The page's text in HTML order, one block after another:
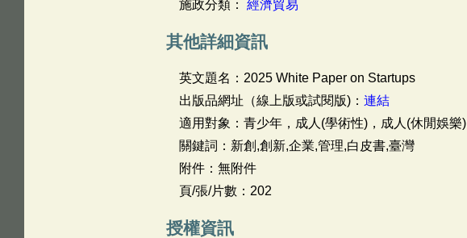
施政分類： 經濟貿易
其他詳細資訊
英文題名： 2025 White Paper on Startups
出版品網址（線上版或試閱版)： 連結
適用對象：青少年，成人(學術性)，成人(休閒娛樂)
關鍵詞：新創,創新,企業,管理,白皮書,臺灣
附件：無附件
頁/張/片數：202
授權資訊